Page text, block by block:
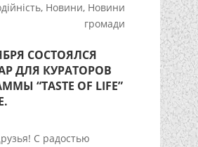
, Новини, Новини
громади
СОСТОЯЛСЯ
ДЛЯ КУРАТОРОВ
“TASTE OF LIFE”
С радостью